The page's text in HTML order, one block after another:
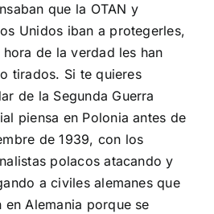
que la OTAN y
Unidos iban a protegerles,
de la verdad les han
tirados. Si te quieres
de la Segunda Guerra
piensa en Polonia antes de
de 1939, con los
polacos atacando y
a civiles alemanes que
en Alemania porque se